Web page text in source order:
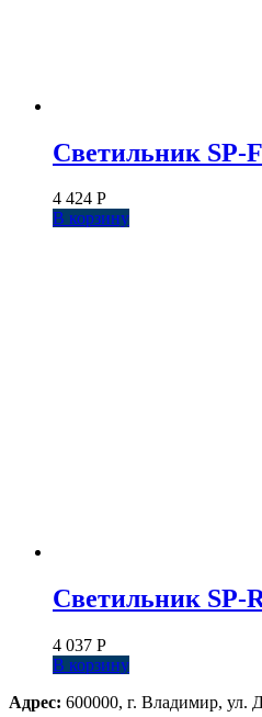
Светильник SP-
4 424 Р
В корзину
Светильник SP-
4 037 Р
В корзину
Адрес: 600000, г. Владимир, ул.